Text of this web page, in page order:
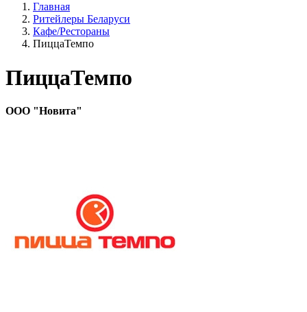
Главная
Ритейлеры Беларуси
Кафе/Рестораны
ПиццаТемпо
ПиццаТемпо
ООО "Новита"